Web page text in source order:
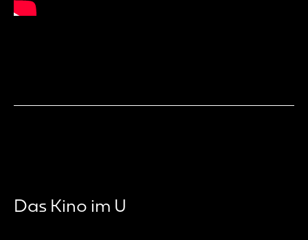
Das Kino im U